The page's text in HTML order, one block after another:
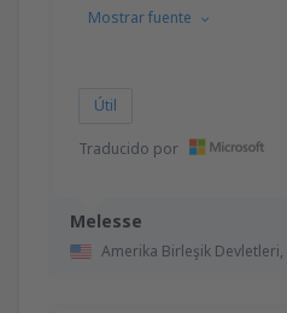
Melesse
Amerika Birleşik Devletleri,
Mostrar fuente
Útil
Traducido por